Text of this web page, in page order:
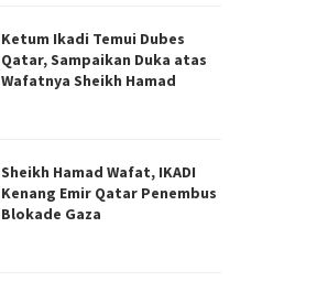
Ketum Ikadi Temui Dubes
Qatar, Sampaikan Duka atas
Wafatnya Sheikh Hamad
Sheikh Hamad Wafat, IKADI
Kenang Emir Qatar Penembus
Blokade Gaza